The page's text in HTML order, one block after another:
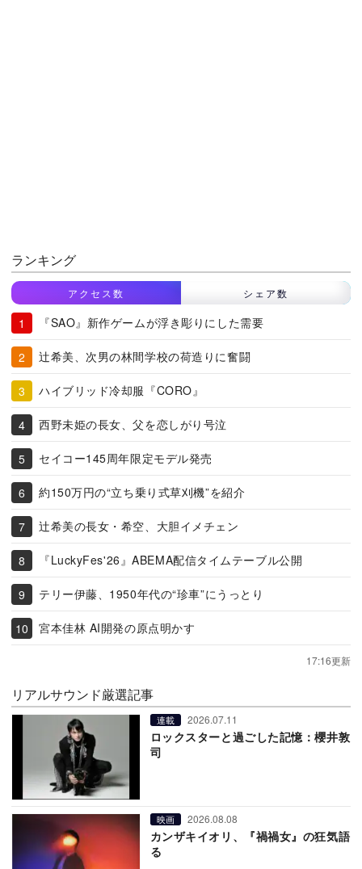
ランキング
アクセス数 シェア数
『SAO』新作ゲームが浮き彫りにした需要
辻希美、次男の林間学校の荷造りに奮闘
ハイブリッド冷却服『CORO』
西野未姫の長女、父を恋しがり号泣
セイコー145周年限定モデル発売
約150万円の“立ち乗り式草刈機”を紹介
辻希美の長女・希空、大胆イメチェン
『LuckyFes'26』ABEMA配信タイムテーブル公開
テリー伊藤、1950年代の“珍車”にうっとり
宮本佳林 AI開発の原点明かす
17:16更新
リアルサウンド厳選記事
連載 2026.07.11
ロックスターと過ごした記憶：櫻井敦
司
映画 2026.08.08
カンザキイオリ、『禍禍女』の狂気語
る